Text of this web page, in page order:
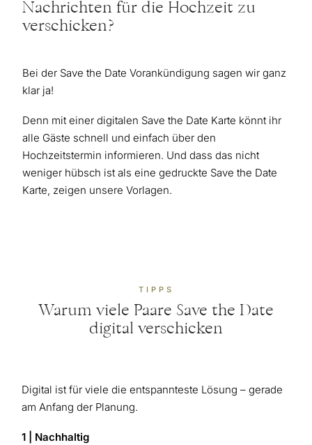
Nachrichten für die Hochzeit zu
verschicken?
Bei der Save the Date Vorankündigung sagen wir ganz
klar ja!
Denn mit einer digitalen Save the Date Karte könnt ihr
alle Gäste schnell und einfach über den
Hochzeitstermin informieren. Und dass das nicht
weniger hübsch ist als eine gedruckte Save the Date
Karte, zeigen unsere Vorlagen.
TIPPS
Warum viele Paare Save the Date
digital verschicken
Digital ist für viele die entspannteste Lösung – gerade
am Anfang der Planung.
1 | Nachhaltig